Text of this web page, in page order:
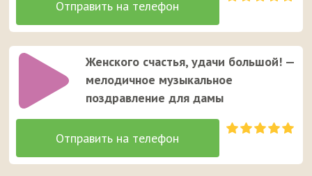
Женского счастья, удачи большой! —
мелодичное музыкальное
поздравление для дамы